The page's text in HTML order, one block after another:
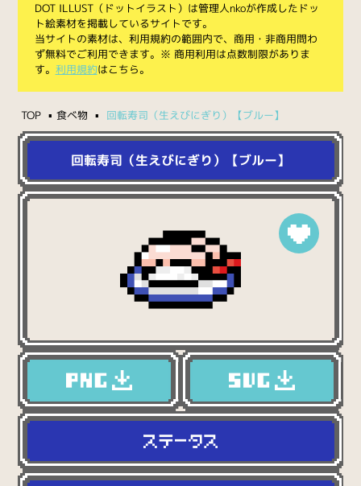
DOT ILLUST（ドットイラスト）は管理人nkoが作成したドッ
ト絵素材を掲載しているサイトです。
当サイトの素材は、利用規約の範囲内で、商用・非商用問わ
ず無料でご利用できます。※ 商用利用は点数制限がありま
す。 利用規約はこちら。
TOP 食べ物 回転寿司（生えびにぎり）【ブルー】
回転寿司（生えびにぎり）【ブルー】